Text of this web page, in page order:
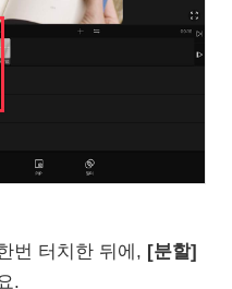
번 터치한 뒤에, [분할]
.